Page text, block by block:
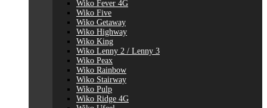
Wiko Fever 4G
Wiko Five
Wiko Getaway
Wiko Highway
Wiko King
Wiko Lenny 2 / Lenny 3
Wiko Peax
Wiko Rainbow
Wiko Stairway
Wiko Pulp
Wiko Ridge 4G